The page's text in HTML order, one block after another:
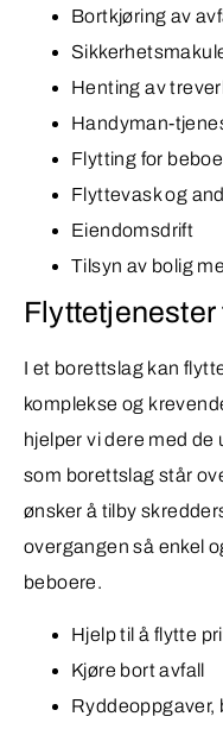
Bortkjøring av
Henting av
Handyman-
Flytting for
Flyttevask og
Eiendomsdrift
Tilsyn av bolig
I et borettslag kan
komplekse og
hjelper vi dere med
som borettslag står
ønsker å tilby
overgangen så enkel
beboere.
Hjelp til å flytte
Kjøre bort avfall
Ryddeoppgaver,